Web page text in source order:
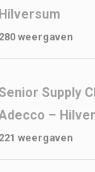
Hilversum
280 weergaven
Supply
–
221 weergaven